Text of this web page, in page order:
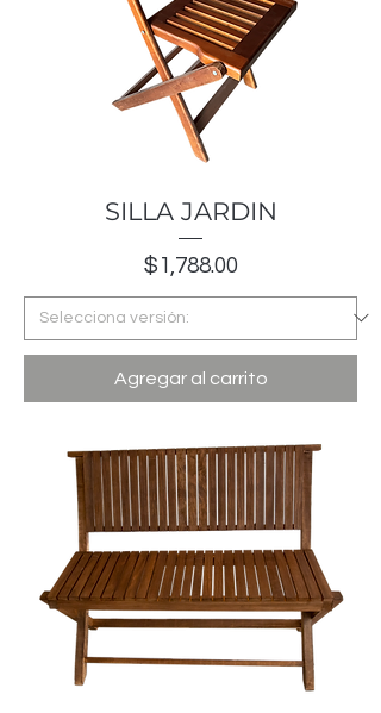
SILLA JARDIN
Precio
$1,788.00
Agregar al carrito